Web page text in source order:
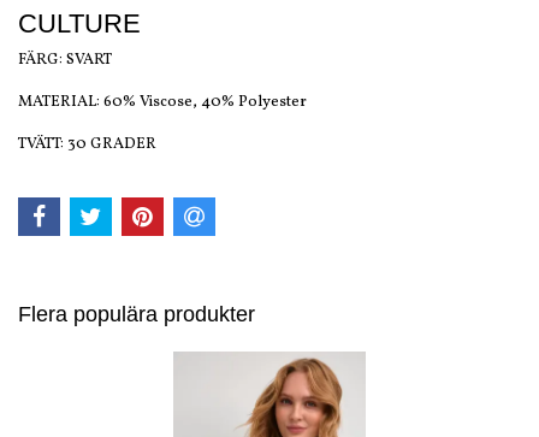
CULTURE
FÄRG: SVART
MATERIAL: 60% Viscose, 40% Polyester
TVÄTT: 30 GRADER
Flera populära produkter